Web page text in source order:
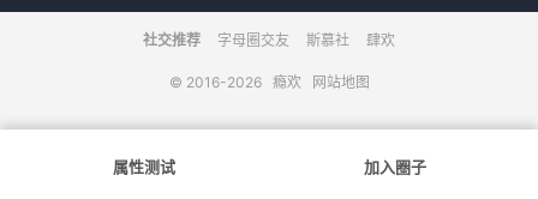
社交推荐 字母圈交友 斯慕社 肆欢
© 2016-2026 瘾欢 网站地图
属性测试 加入圈子